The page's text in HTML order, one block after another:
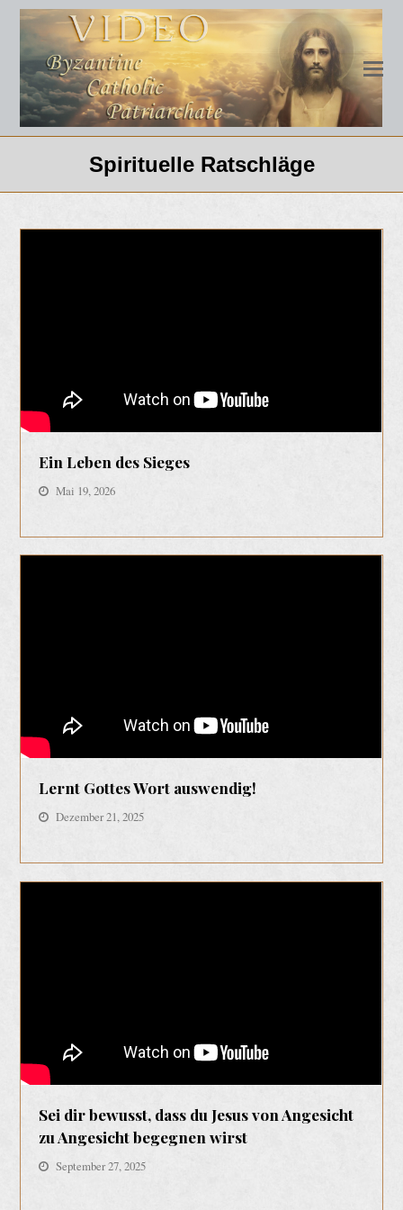
Spirituelle Ratschläge
Ein Leben des Sieges
Mai 19, 2026
Lernt Gottes Wort auswendig!
Dezember 21, 2025
Sei dir bewusst, dass du Jesus von Angesicht
zu Angesicht begegnen wirst
September 27, 2025